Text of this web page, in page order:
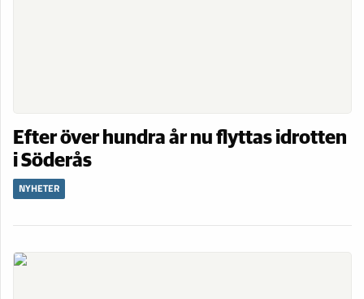
Efter över hundra år nu flyttas idrotten
i Söderås
NYHETER